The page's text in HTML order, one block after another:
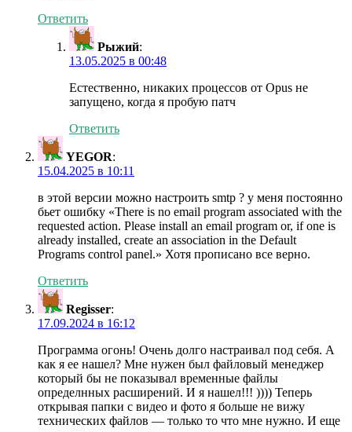
Ответить
Рыжий:
13.05.2025 в 00:48
Естественно, никаких процессов от Opus не
запущено, когда я пробую патч
Ответить
YEGOR:
15.04.2025 в 10:11
в этой версии можно настроить smtp ? у меня постоянно
бьет ошибку «There is no email program associated with the
requested action. Please install an email program or, if one is
already installed, create an association in the Default
Programs control panel.» Хотя прописано все верно.
Ответить
Regisser:
17.09.2024 в 16:12
Программа огонь! Очень долго настраивал под себя. А
как я ее нашел? Мне нужен был файловый менеджер
который бы не показывал временные файлы
определнных расширений. И я нашел!!! )))) Теперь
открывая папки с видео и фото я больше не вижу
технических файлов — только то что мне нужно. И еще